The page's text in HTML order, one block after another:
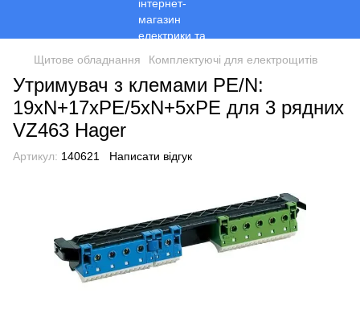
Щитове обладнання Комплектуючі для електрощитів
Утримувач з клемами PE/N:
19хN+17xPE/5xN+5xPE для 3 рядних
VZ463 Hager
Артикул: 140621 Написати відгук